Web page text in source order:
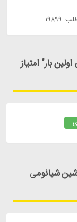
بار" امتیاز
شیائومی